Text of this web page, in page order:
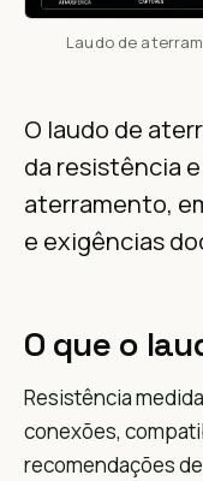
Laudo de
O laudo de
da resistência
aterramento,
e exigências
O que o
Resistência
conexões,
recomendações